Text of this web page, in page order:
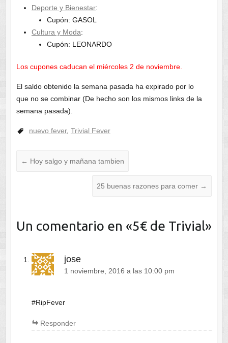
Deporte y Bienestar:
Cupón: GASOL
Cultura y Moda:
Cupón: LEONARDO
Los cupones caducan el miércoles 2 de noviembre.
El saldo obtenido la semana pasada ha expirado por lo
que no se combinar (De hecho son los mismos links de la
semana pasada).
nuevo fever, Trivial Fever
← Hoy salgo y mañana tambien
25 buenas razones para comer →
Un comentario en «5€ de Trivial»
jose
1 noviembre, 2016 a las 10:00 pm
#RipFever
Responder